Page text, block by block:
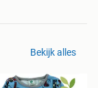
Bekijk alles